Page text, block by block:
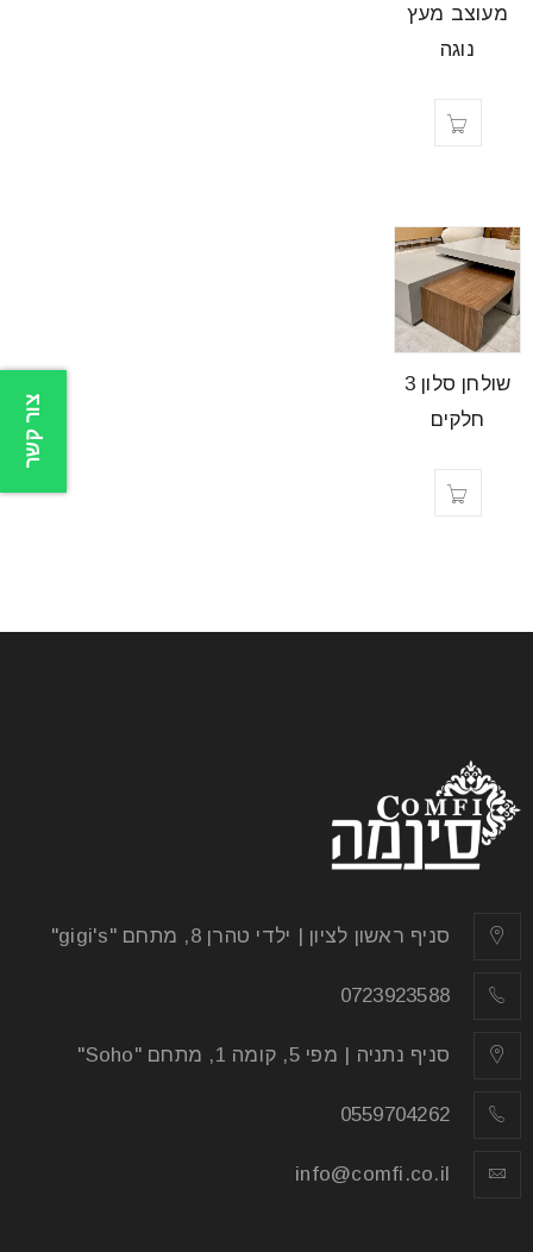
מעוצב מעץ
נוגה
שולחן סלון 3
חלקים
סניף ראשון לציון | ילדי טהרן 8, מתחם "gigi's"
0723923588
סניף נתניה | מפי 5, קומה 1, מתחם "Soho"
0559704262
info@comfi.co.il
צור קשר